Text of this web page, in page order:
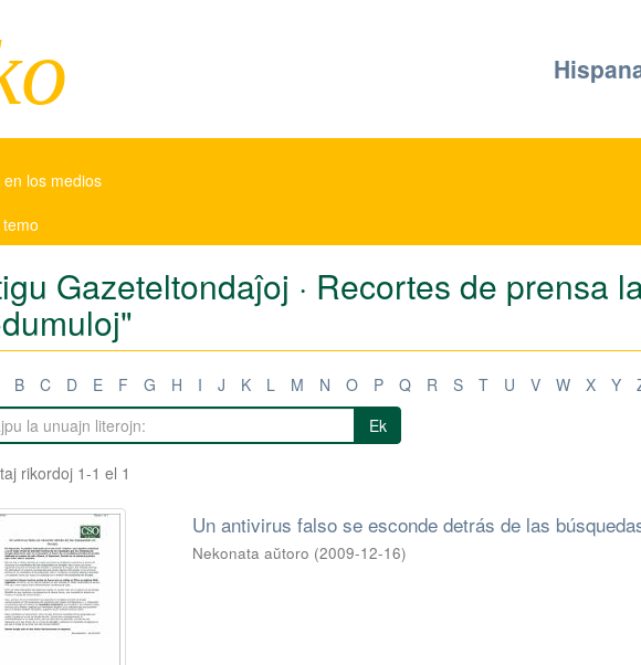
los medios
Gazeteltondaĵoj · Recortes de prensa
B C D E F G H I J K L M N O P Q R S T U V W X Y
Ek
rikordoj 1-1 el 1
Un antivirus falso se esconde detrás de las
Nekonata aŭtoro (2009-12-16)